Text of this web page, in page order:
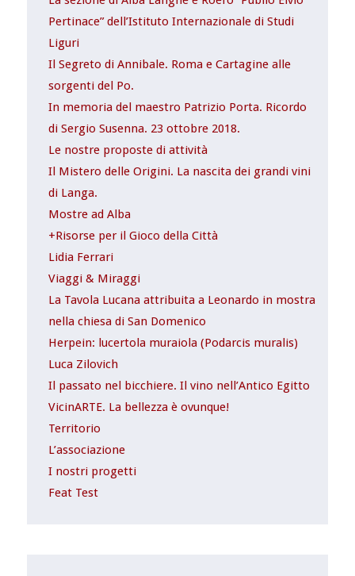
Pertinace” dell’Istituto Internazionale di Studi
Liguri
Il Segreto di Annibale. Roma e Cartagine alle
sorgenti del Po.
In memoria del maestro Patrizio Porta. Ricordo
di Sergio Susenna. 23 ottobre 2018.
Le nostre proposte di attività
Il Mistero delle Origini. La nascita dei grandi vini
di Langa.
Mostre ad Alba
+Risorse per il Gioco della Città
Lidia Ferrari
Viaggi & Miraggi
La Tavola Lucana attribuita a Leonardo in mostra
nella chiesa di San Domenico
Herpein: lucertola muraiola (Podarcis muralis)
Luca Zilovich
Il passato nel bicchiere. Il vino nell’Antico Egitto
VicinARTE. La bellezza è ovunque!
Territorio
L’associazione
I nostri progetti
Feat Test